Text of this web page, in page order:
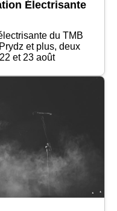
Électrisante
du TMB
et plus, deux
et 23 août